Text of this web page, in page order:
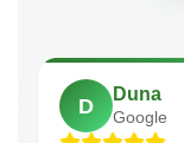
D
Duna
Google